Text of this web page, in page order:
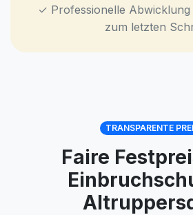
✓ Professionelle Abwicklung
zum letzten
TRANSPARENTE
Faire